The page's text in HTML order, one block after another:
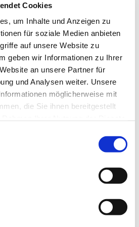
Cookies
um Inhalte und Anzeigen zu
für soziale Medien anbieten
auf unsere Website zu
geben wir Informationen zu Ihrer
an unsere Partner für
und Analysen weiter. Unsere
möglicherweise mit
die Sie ihnen bereitgestellt
barrierefreien Zugang zu
erfurt.de aufgefallen?
gerne bei uns melden. Bitte
vorgesehene Kontakt-
benachteiligt zu sein, können
dem
für die Belange